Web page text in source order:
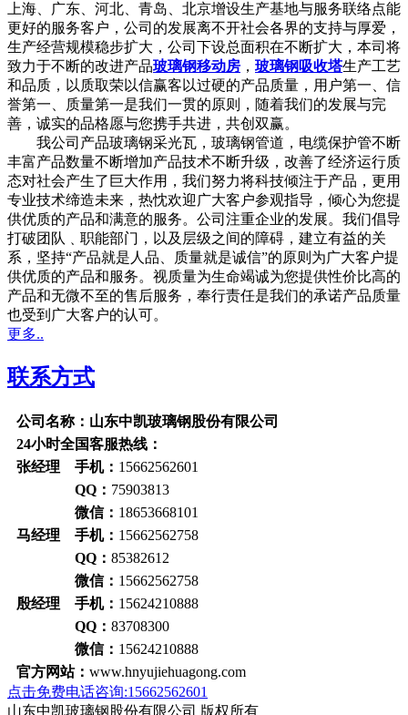
上海、广东、河北、青岛、北京增设生产基地与服务联络点能
更好的服务客户，公司的发展离不开社会各界的支持与厚爱，
生产经营规模稳步扩大，公司下设总面积在不断扩大，本司将
致力于不断的改进产品玻璃钢移动房 ， 玻璃钢吸收塔生产工艺
和品质，以质取荣以信赢客以过硬的产品质量，用户第一、信
誉第一、质量第一是我们一贯的原则，随着我们的发展与完
善，诚实的品格愿与您携手共进，共创双赢。
我公司产品玻璃钢采光瓦，玻璃钢管道，电缆保护管不断
丰富产品数量不断增加产品技术不断升级，改善了经济运行质
态对社会产生了巨大作用，我们努力将科技倾注于产品，更用
专业技术缔造未来，热忱欢迎广大客户参观指导，倾心为您提
供优质的产品和满意的服务。公司注重企业的发展。我们倡导
打破团队﹑职能部门，以及层级之间的障碍，建立有益的关
系，坚持“产品就是人品、质量就是诚信”的原则为广大客户提
供优质的产品和服务。视质量为生命竭诚为您提供性价比高的
产品和无微不至的售后服务，奉行责任是我们的承诺产品质量
也受到广大客户的认可。
更多..
联系方式
公司名称：山东中凯玻璃钢股份有限公司
24小时全国客服热线：
张经理 手机： 15662562601
QQ： 75903813
微信： 18653668101
马经理 手机： 15662562758
QQ： 85382612
微信： 15662562758
殷经理 手机： 15624210888
QQ： 83708300
微信： 15624210888
官方网站： www.hnyujiehuagong.com
点击免费电话咨询:15662562601
山东中凯玻璃钢股份有限公司 版权所有